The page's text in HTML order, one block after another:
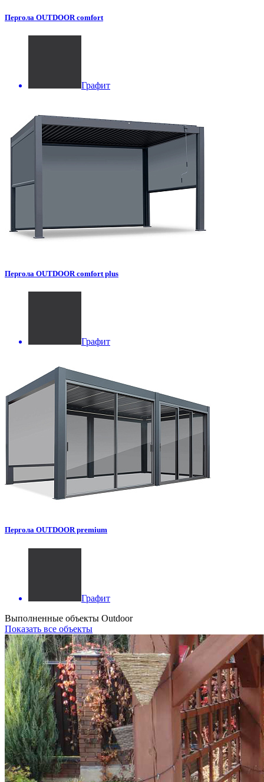
Пергола OUTDOOR comfort
Графит
Пергола OUTDOOR comfort plus
Графит
Пергола OUTDOOR premium
Графит
Выполненные объекты Outdoor
Показать все объекты